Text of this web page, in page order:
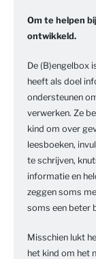
Om te helpen
ontwikkeld.
De (B)engelbox
heeft als doel
ondersteunen
verwerken. Ze
kind om over
leesboeken,
te schrijven,
informatie en
zeggen soms
soms een beter
Misschien lukt
het kind om het